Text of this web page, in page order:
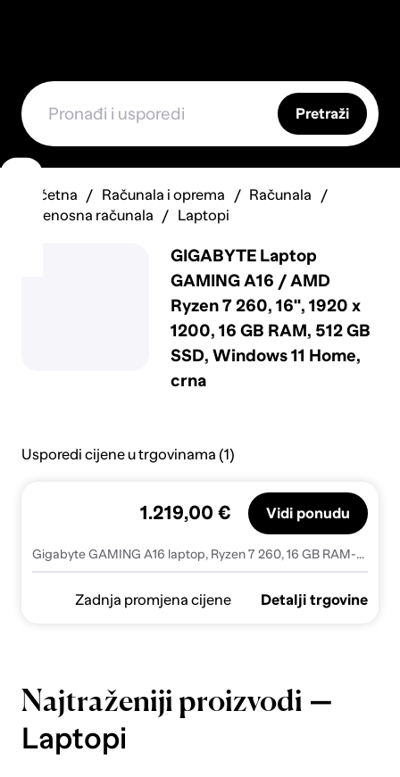
Pretraži
Početna Računala i oprema
Računala
Prijenosna računala
Laptopi
GIGABYTE Laptop
GAMING A16 / AMD
Ryzen 7 260, 16", 1920 x
1200, 16 GB RAM, 512 GB
SSD, Windows 11 Home,
crna
Usporedi cijene u trgovinama (1)
Gigabyte GAMING A16 laptop, Ryzen 7 260, 16 GB RAM-a, 512 GB SSD, RTX 5050, 165 Hz, Windows 11 Home
1.219,00 € Vidi ponudu
Zadnja promjena cijene Detalji trgovine
Najtraženiji proizvodi —
Laptopi